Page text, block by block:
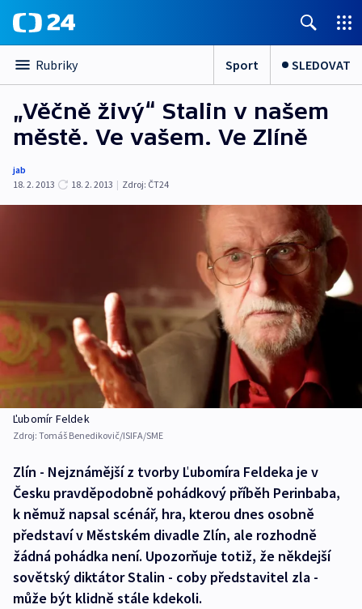
Rubriky Sport SLEDOVAT
„Věčně živý“ Stalin v našem
městě. Ve vašem. Ve Zlíně
jab
18. 2. 2013
18. 2. 2013 | Zdroj: ČT24
Ľubomír Feldek
Zdroj: Tomáš Benedikovič/ISIFA/SME
Zlín - Nejznámější z tvorby Ľubomíra Feldeka je v
Česku pravděpodobně pohádkový příběh Perinbaba,
k němuž napsal scénář, hra, kterou dnes osobně
představí v Městském divadle Zlín, ale rozhodně
žádná pohádka není. Upozorňuje totiž, že někdejší
sovětský diktátor Stalin - coby představitel zla -
může být klidně stále kdekoli.